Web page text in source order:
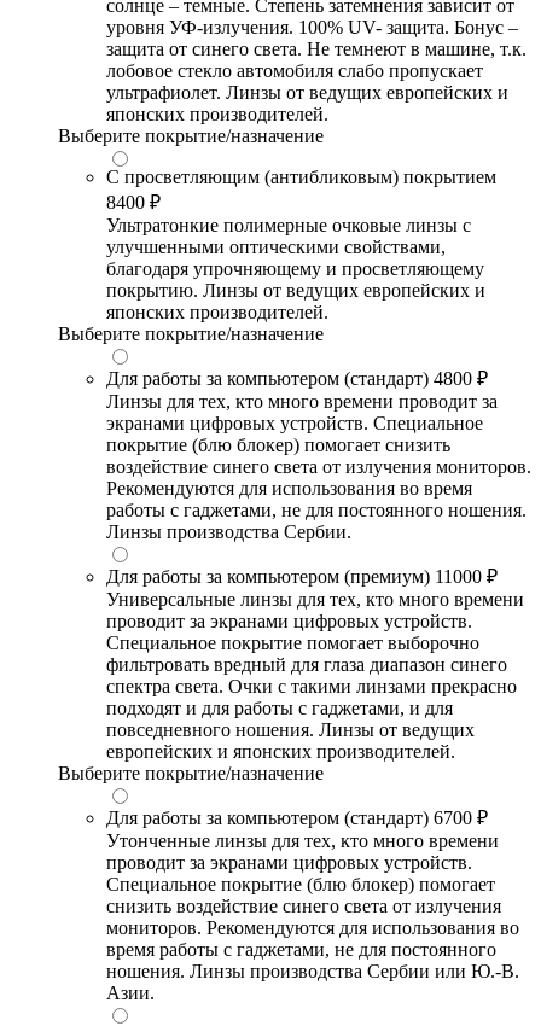
солнце – темные. Степень затемнения зависит от
уровня УФ-излучения. 100% UV- защита. Бонус –
защита от синего света. Не темнеют в машине, т.к.
лобовое стекло автомобиля слабо пропускает
ультрафиолет. Линзы от ведущих европейских и
японских производителей.
Выберите покрытие/назначение
С просветляющим (антибликовым) покрытием
8400 ₽
Ультратонкие полимерные очковые линзы с
улучшенными оптическими свойствами,
благодаря упрочняющему и просветляющему
покрытию. Линзы от ведущих европейских и
японских производителей.
Выберите покрытие/назначение
Для работы за компьютером (стандарт) 4800 ₽
Линзы для тех, кто много времени проводит за
экранами цифровых устройств. Специальное
покрытие (блю блокер) помогает снизить
воздействие синего света от излучения мониторов.
Рекомендуются для использования во время
работы с гаджетами, не для постоянного ношения.
Линзы производства Сербии.
Для работы за компьютером (премиум) 11000 ₽
Универсальные линзы для тех, кто много времени
проводит за экранами цифровых устройств.
Специальное покрытие помогает выборочно
фильтровать вредный для глаза диапазон синего
спектра света. Очки с такими линзами прекрасно
подходят и для работы с гаджетами, и для
повседневного ношения. Линзы от ведущих
европейских и японских производителей.
Выберите покрытие/назначение
Для работы за компьютером (стандарт) 6700 ₽
Утонченные линзы для тех, кто много времени
проводит за экранами цифровых устройств.
Специальное покрытие (блю блокер) помогает
снизить воздействие синего света от излучения
мониторов. Рекомендуются для использования во
время работы с гаджетами, не для постоянного
ношения. Линзы производства Сербии или Ю.-В.
Азии.